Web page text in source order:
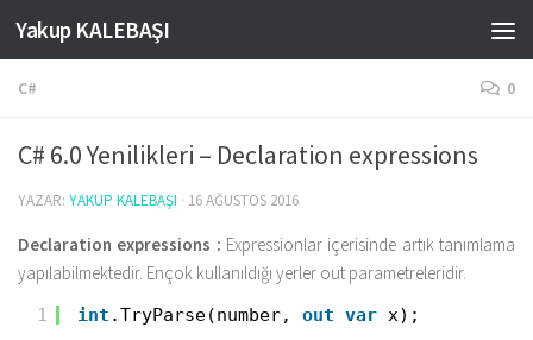
Skip to content
Yakup KALEBAŞI
C# 0
C# 6.0 Yenilikleri – Declaration expressions
YAZAR: YAKUP KALEBAŞI · 16 AĞUSTOS 2016
Declaration expressions : Expressionlar içerisinde artık tanımlama
yapılabilmektedir. Ençok kullanıldığı yerler out parametreleridir.
1 int .TryParse(number, out var x);